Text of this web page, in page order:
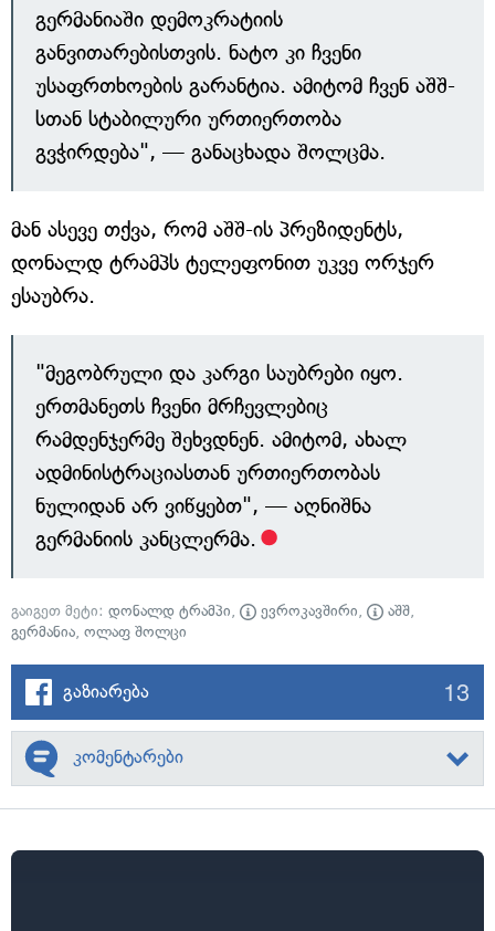
გერმანიაში დემოკრატიის
განვითარებისთვის. ნატო კი ჩვენი
უსაფრთხოების გარანტია. ამიტომ ჩვენ აშშ-
სთან სტაბილური ურთიერთობა
გვჭირდება", — განაცხადა შოლცმა.
მან ასევე თქვა, რომ აშშ-ის პრეზიდენტს,
დონალდ ტრამპს ტელეფონით უკვე ორჯერ
ესაუბრა.
"მეგობრული და კარგი საუბრები იყო.
ერთმანეთს ჩვენი მრჩევლებიც
რამდენჯერმე შეხვდნენ. ამიტომ, ახალ
ადმინისტრაციასთან ურთიერთობას
ნულიდან არ ვიწყებთ", — აღნიშნა
გერმანიის კანცლერმა.
გაიგეთ მეტი: დონალდ ტრამპი, ევროკავშირი, აშშ,
გერმანია, ოლაფ შოლცი
გაზიარება 13
კომენტარები